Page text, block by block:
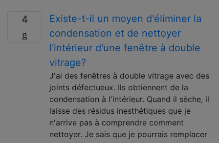
4
Existe-t-il un moyen d'éliminer la
condensation et de nettoyer
l'intérieur d'une fenêtre à double
vitrage?
J'ai des fenêtres à double vitrage avec des
joints défectueux. Ils obtiennent de la
condensation à l'intérieur. Quand il sèche, il
laisse des résidus inesthétiques que je
n'arrive pas à comprendre comment
nettoyer. Je sais que je pourrais remplacer